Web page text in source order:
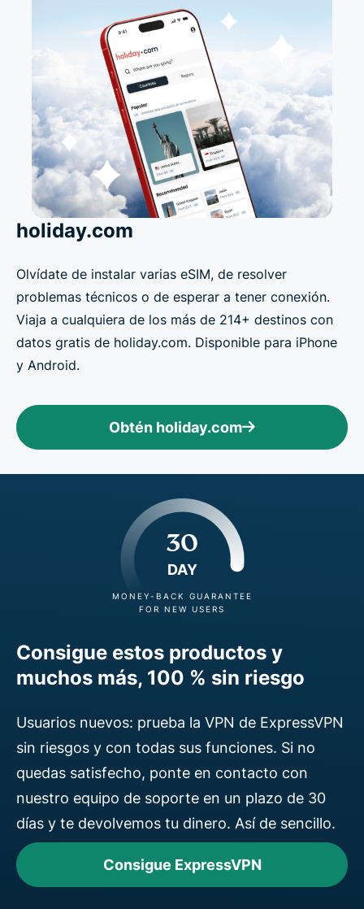
holiday.com
Olvídate de instalar varias eSIM, de resolver
problemas técnicos o de esperar a tener conexión.
Viaja a cualquiera de los más de 214+ destinos con
datos gratis de holiday.com. Disponible para iPhone
y Android.
Obtén holiday.com
30
DAY
MONEY-BACK GUARANTEE
FOR NEW USERS
Consigue estos productos y
muchos más, 100 % sin riesgo
Usuarios nuevos: prueba la VPN de ExpressVPN
sin riesgos y con todas sus funciones. Si no
quedas satisfecho, ponte en contacto con
nuestro equipo de soporte en un plazo de 30
días y te devolvemos tu dinero. Así de sencillo.
Consigue ExpressVPN